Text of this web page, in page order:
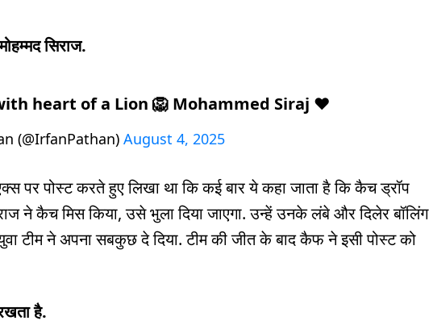
सिराज.
heart of a Lion 🦁 Mohammed Siraj ❤️
(@IrfanPathan) August 4, 2025
पर पोस्ट करते हुए लिखा था कि कई बार ये कहा जाता है कि कैच ड्रॉप
ने कैच मिस किया, उसे भुला दिया जाएगा. उन्हें उनके लंबे और दिलेर बॉलिंग
टीम ने अपना सबकुछ दे दिया. टीम की जीत के बाद कैफ ने इसी पोस्ट को
है.